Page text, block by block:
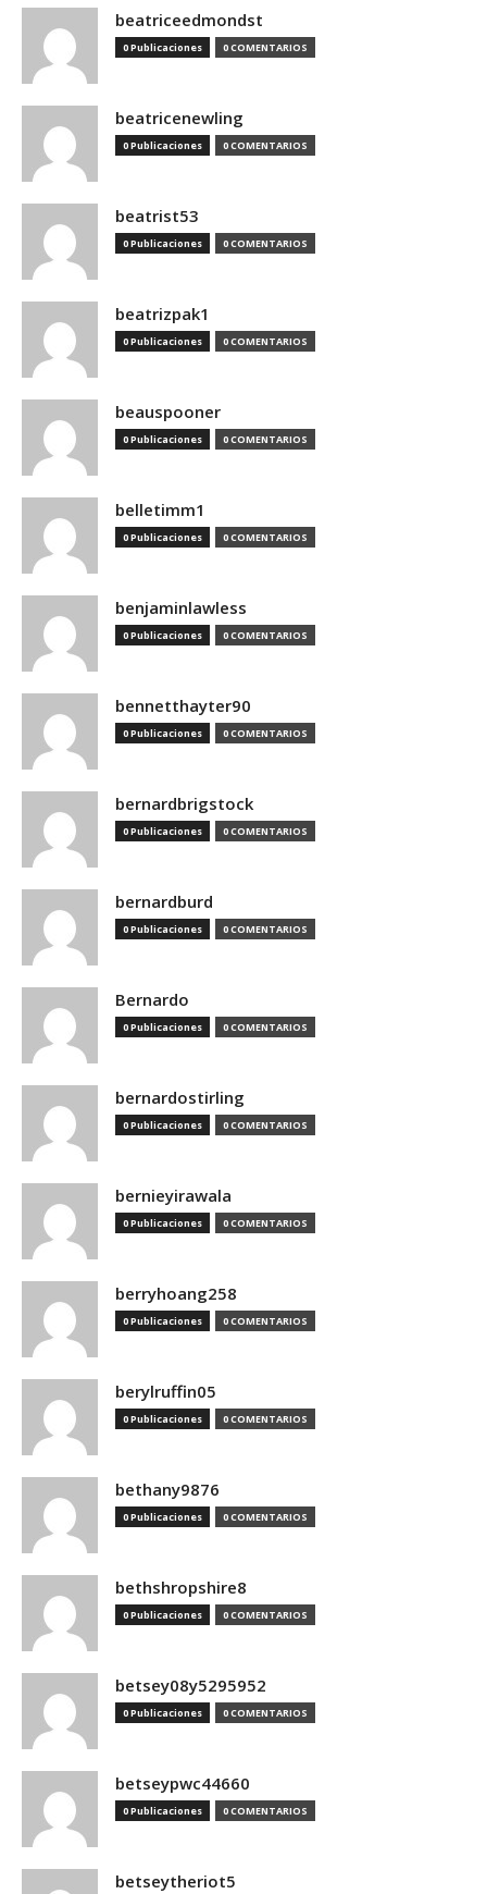
beatriceedmondst
0 Publicaciones 0 COMENTARIOS
beatricenewling
0 Publicaciones 0 COMENTARIOS
beatrist53
0 Publicaciones 0 COMENTARIOS
beatrizpak1
0 Publicaciones 0 COMENTARIOS
beauspooner
0 Publicaciones 0 COMENTARIOS
belletimm1
0 Publicaciones 0 COMENTARIOS
benjaminlawless
0 Publicaciones 0 COMENTARIOS
bennetthayter90
0 Publicaciones 0 COMENTARIOS
bernardbrigstock
0 Publicaciones 0 COMENTARIOS
bernardburd
0 Publicaciones 0 COMENTARIOS
Bernardo
0 Publicaciones 0 COMENTARIOS
bernardostirling
0 Publicaciones 0 COMENTARIOS
bernieyirawala
0 Publicaciones 0 COMENTARIOS
berryhoang258
0 Publicaciones 0 COMENTARIOS
berylruffin05
0 Publicaciones 0 COMENTARIOS
bethany9876
0 Publicaciones 0 COMENTARIOS
bethshropshire8
0 Publicaciones 0 COMENTARIOS
betsey08y5295952
0 Publicaciones 0 COMENTARIOS
betseypwc44660
0 Publicaciones 0 COMENTARIOS
betseytheriot5